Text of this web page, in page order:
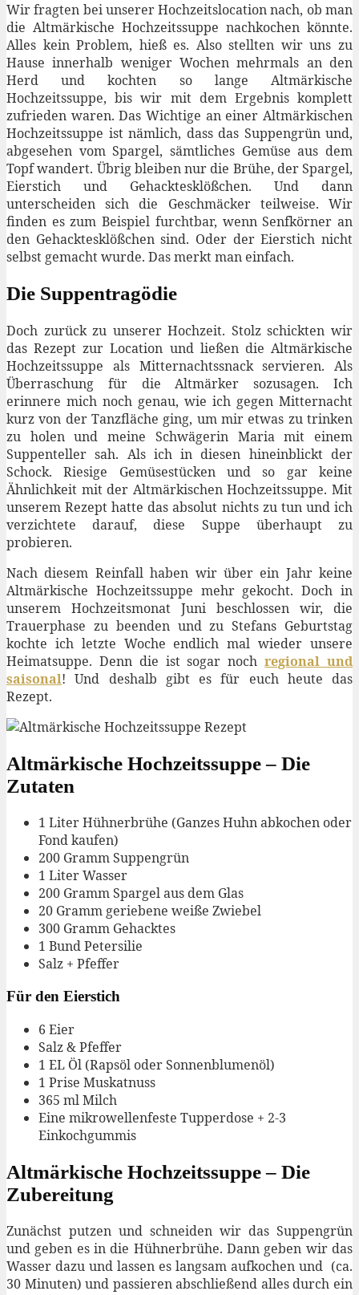
Wir fragten bei unserer Hochzeitslocation nach, ob man
die Altmärkische Hochzeitssuppe nachkochen könnte.
Alles kein Problem, hieß es. Also stellten wir uns zu
Hause innerhalb weniger Wochen mehrmals an den
Herd und kochten so lange Altmärkische
Hochzeitssuppe, bis wir mit dem Ergebnis komplett
zufrieden waren. Das Wichtige an einer Altmärkischen
Hochzeitssuppe ist nämlich, dass das Suppengrün und,
abgesehen vom Spargel, sämtliches Gemüse aus dem
Topf wandert. Übrig bleiben nur die Brühe, der Spargel,
Eierstich und Gehacktesklößchen. Und dann
unterscheiden sich die Geschmäcker teilweise. Wir
finden es zum Beispiel furchtbar, wenn Senfkörner an
den Gehacktesklößchen sind. Oder der Eierstich nicht
selbst gemacht wurde. Das merkt man einfach.
Die Suppentragödie
Doch zurück zu unserer Hochzeit. Stolz schickten wir
das Rezept zur Location und ließen die Altmärkische
Hochzeitssuppe als Mitternachtssnack servieren. Als
Überraschung für die Altmärker sozusagen. Ich
erinnere mich noch genau, wie ich gegen Mitternacht
kurz von der Tanzfläche ging, um mir etwas zu trinken
zu holen und meine Schwägerin Maria mit einem
Suppenteller sah. Als ich in diesen hineinblickt der
Schock. Riesige Gemüsestücken und so gar keine
Ähnlichkeit mit der Altmärkischen Hochzeitssuppe. Mit
unserem Rezept hatte das absolut nichts zu tun und ich
verzichtete darauf, diese Suppe überhaupt zu
probieren.
Nach diesem Reinfall haben wir über ein Jahr keine
Altmärkische Hochzeitssuppe mehr gekocht. Doch in
unserem Hochzeitsmonat Juni beschlossen wir, die
Trauerphase zu beenden und zu Stefans Geburtstag
kochte ich letzte Woche endlich mal wieder unsere
Heimatsuppe. Denn die ist sogar nochregional und
saisonal! Und deshalb gibt es für euch heute das
Rezept.
Altmärkische Hochzeitssuppe – Die
Zutaten
1 Liter Hühnerbrühe (Ganzes Huhn abkochen oder
Fond kaufen)
200 Gramm Suppengrün
1 Liter Wasser
200 Gramm Spargel aus dem Glas
20 Gramm geriebene weiße Zwiebel
300 Gramm Gehacktes
1 Bund Petersilie
Salz + Pfeffer
Für den Eierstich
6 Eier
Salz & Pfeffer
1 EL Öl (Rapsöl oder Sonnenblumenöl)
1 Prise Muskatnuss
365 ml Milch
Eine mikrowellenfeste Tupperdose + 2-3
Einkochgummis
Altmärkische Hochzeitssuppe – Die
Zubereitung
Zunächst putzen und schneiden wir das Suppengrün
und geben es in die Hühnerbrühe. Dann geben wir das
Wasser dazu und lassen es langsam aufkochen und (ca.
30 Minuten) und passieren abschließend alles durch ein